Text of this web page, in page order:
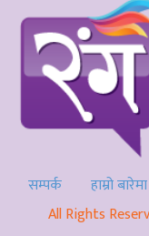
सम्पर्क हाम्रो बारेमा
All Rights